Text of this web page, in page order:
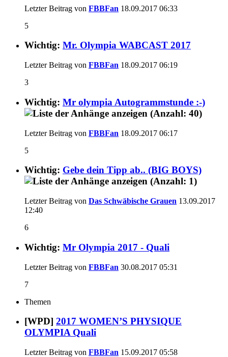
Letzter Beitrag von FBBFan 18.09.2017 06:33
5
Wichtig: Mr. Olympia WABCAST 2017
Letzter Beitrag von FBBFan 18.09.2017 06:19
3
Wichtig: Mr olympia Autogrammstunde :-)
Letzter Beitrag von FBBFan 18.09.2017 06:17
5
Wichtig: Gebe dein Tipp ab.. (BIG BOYS)
Letzter Beitrag von Das Schwäbische Grauen 13.09.2017
12:40
6
Wichtig: Mr Olympia 2017 - Quali
Letzter Beitrag von FBBFan 30.08.2017 05:31
7
Themen
[WPD] 2017 WOMEN’S PHYSIQUE
OLYMPIA Quali
Letzter Beitrag von FBBFan 15.09.2017 05:58